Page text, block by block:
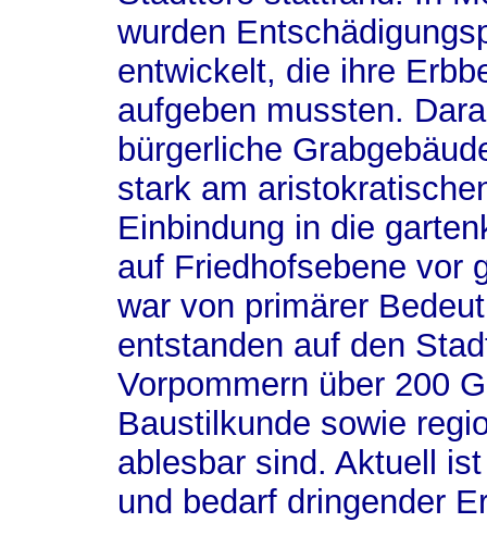
wurden
entwickelt, die ihre
aufgeben mussten.
bürgerliche
stark am
Einbindung in die
auf Friedhofsebene vor
war von primärer
entstanden auf den
Vorpommern über 200
Baustilkunde sowie
ablesbar sind. Aktuell
und bedarf dringender